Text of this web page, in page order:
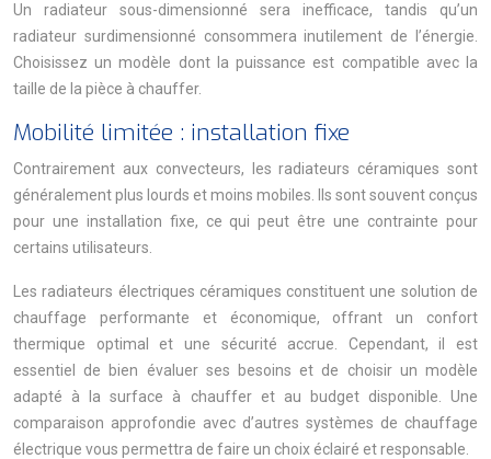
Un radiateur sous-dimensionné sera inefficace, tandis qu’un
radiateur surdimensionné consommera inutilement de l’énergie.
Choisissez un modèle dont la puissance est compatible avec la
taille de la pièce à chauffer.
Mobilité limitée : installation fixe
Contrairement aux convecteurs, les radiateurs céramiques sont
généralement plus lourds et moins mobiles. Ils sont souvent conçus
pour une installation fixe, ce qui peut être une contrainte pour
certains utilisateurs.
Les radiateurs électriques céramiques constituent une solution de
chauffage performante et économique, offrant un confort
thermique optimal et une sécurité accrue. Cependant, il est
essentiel de bien évaluer ses besoins et de choisir un modèle
adapté à la surface à chauffer et au budget disponible. Une
comparaison approfondie avec d’autres systèmes de chauffage
électrique vous permettra de faire un choix éclairé et responsable.